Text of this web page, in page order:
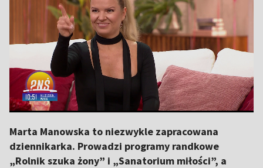
Marta Manowska to niezwykle zapracowana
dziennikarka. Prowadzi programy randkowe
„Rolnik szuka żony” i „Sanatorium miłości”, a